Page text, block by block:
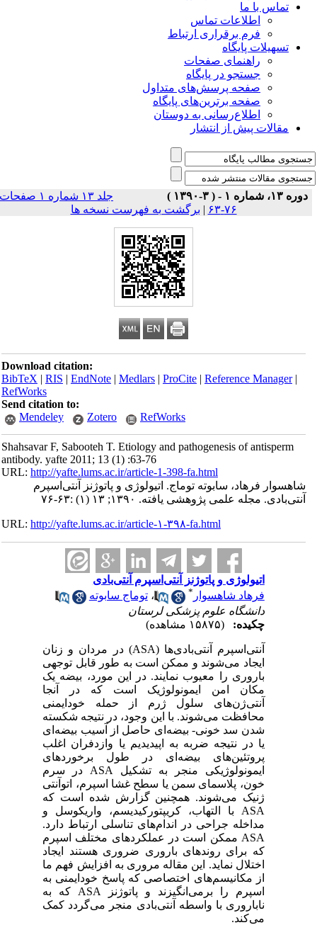
تماس با ما
اطلاعات تماس
فرم برقراری ارتباط
تسهیلات پایگاه
راهنمای صفحات
جستجو در پایگاه
صفحه پرسش‌های متداول
صفحه برترین‌های پایگاه
اطلاع‌رسانی به دوستان
مقالات پیش از انتشار
دوره ۱۳، شماره ۱ - ( ۳-۱۳۹۰ )
جلد ۱۳ شماره ۱ صفحات
۷۶-۶۳
| برگشت به فهرست نسخه ها
Download citation:
BibTeX|RIS|EndNote|Medlars|ProCite|Reference Manager
RefWorks
Send citation to:
Mendeley
Zotero RefWorks
Shahsavar F, Sabooteh T. Etiology and pathogenesis of antisperm
antibody. yafte 2011; 13 (1) :63-76
URL:http://yafte.lums.ac.ir/article-1-398-fa.html
شاهسوار فرهاد، سابوته توماج. اتیولوژی و پاتوژنز آنتی‌اسپرم
آنتی‌بادی. مجله علمی پژوهشی یافته. ۱۳۹۰; ۱۳ (۱) :۶۳-۷۶
URL:http://yafte.lums.ac.ir/article-۱-۳۹۸-fa.html
اتیولوژی و پاتوژنز آنتی‌اسپرم آنتی‌بادی
فرهاد شاهسوار* ،توماج سابوته
دانشگاه علوم پزشکی لرستان
چکیده:
آنتی‌اسپرم آنتی‌بادی‌ها (ASA) در مردان و زنان
ایجاد می‌شوند و ممکن است به طور قابل توجهی
باروری را معیوب نمایند. در این مورد، بیضه یک
مکان امن ایمونولوژیک است که در آنجا
آنتی‌ژن‌های سلول ژرم از حمله خودایمنی
محافظت می‌شوند. با این وجود، در نتیجه شکسته
شدن سد خونی- بیضه‌ای حاصل از آسیب بیضه‌ای
یا در نتیجه ضربه به اپیدیدیم یا وازدفران اغلب
پروتئین‌های بیضه‌ای در طول برخوردهای
ایمونولوژیکی منجر به تشکیل ASA در سرم
خون، پلاسمای سمن یا سطح غشا اسپرم، اتوآنتی
ژنیک می‌شوند. همچنین گزارش شده است که
ASA با التهاب، کریپتورکیدیسم، واریکوسل و
مداخله جراحی در اندام‌های تناسلی ارتباط دارد.
ASA ممکن است در عملکردهای مختلف اسپرم
که برای روندهای باروری ضروری هستند ایجاد
اختلال نماید. این مقاله مروری به افزایش فهم ما
از مکانیسم‌های اختصاصی که پاسخ خودایمنی به
اسپرم را برمی‌انگیزند و پاتوژنز ASA که به
ناباروری با واسطه آنتی‌بادی منجر می‌گردد کمک
می‌کند.